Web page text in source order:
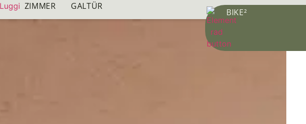
ZIMMER GALTÜR
BIKE²